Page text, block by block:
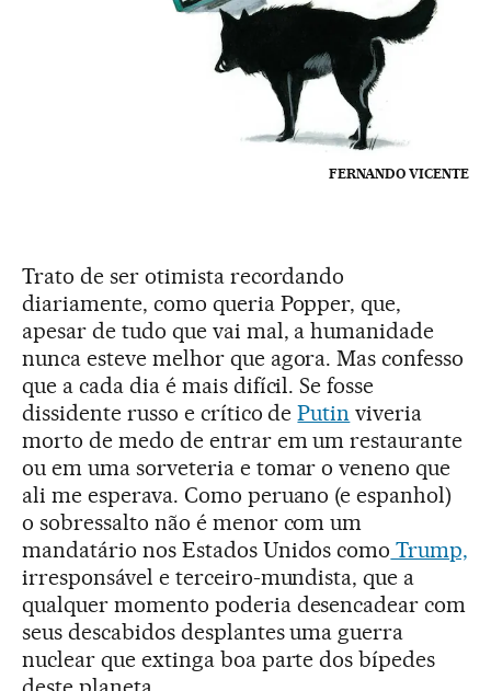
FERNANDO VICENTE
Trato de ser otimista recordando
diariamente, como queria Popper, que,
apesar de tudo que vai mal, a humanidade
nunca esteve melhor que agora. Mas confesso
que a cada dia é mais difícil. Se fosse
dissidente russo e crítico dePutin viveria
morto de medo de entrar em um restaurante
ou em uma sorveteria e tomar o veneno que
ali me esperava. Como peruano (e espanhol)
o sobressalto não é menor com um
mandatário nos Estados Unidos como Trump,
irresponsável e terceiro-mundista, que a
qualquer momento poderia desencadear com
seus descabidos desplantes uma guerra
nuclear que extinga boa parte dos bípedes